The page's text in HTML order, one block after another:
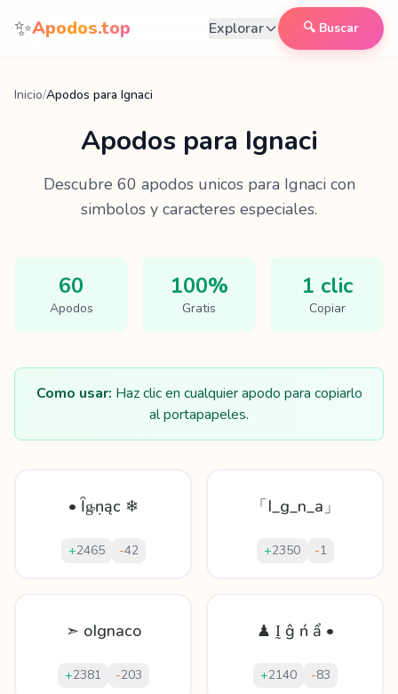
Saltar al contenido
✨Apodos.top Explorar 🔍 Buscar
Inicio/Apodos para Ignaci
Apodos para Ignaci
Descubre 60 apodos unicos para Ignacicon
simbolos y caracteres especiales.
60
Apodos
100%
Gratis
1 clic
Copiar
Como usar: Haz clic en cualquier apodo para copiarlo
al portapapeles.
• Ȋᶃṇąc ❄
+2465 -42
「I_g_n_a」
+2350 -1
➣ oIgnaco
+2381 -203
♟ Ḭ ĝ ń ẩ •
+2140 -83